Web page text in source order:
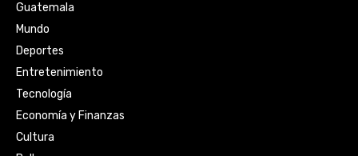
Guatemala
Mundo
Deportes
Entretenimiento
Tecnología
Economía y Finanzas
Cultura